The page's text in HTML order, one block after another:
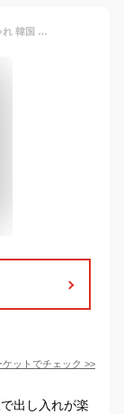
ペンケース 大容量 多機能 シンプル 大人 おしゃれ 韓国 子供 スタンド 可愛い 布
ケット でチェック >>
出し入れが楽